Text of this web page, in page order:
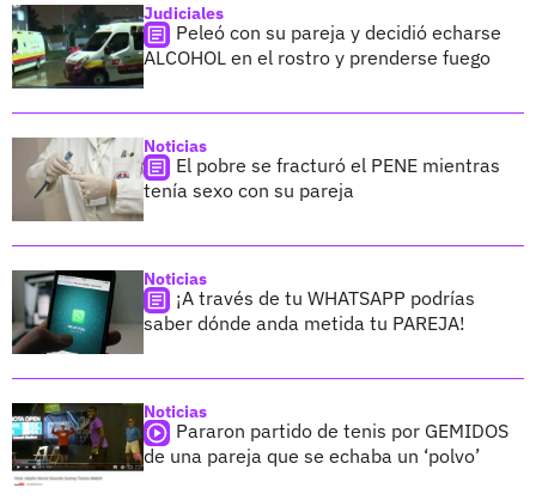
Judiciales
Peleó con su pareja y decidió echarse
ALCOHOL en el rostro y prenderse fuego
Noticias
El pobre se fracturó el PENE mientras
tenía sexo con su pareja
Noticias
¡A través de tu WHATSAPP podrías
saber dónde anda metida tu PAREJA!
Noticias
Pararon partido de tenis por GEMIDOS
de una pareja que se echaba un ‘polvo’